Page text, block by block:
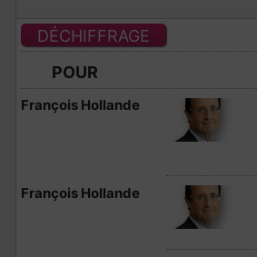
DÉCHIFFRAGE
POUR
François Hollande
François Hollande